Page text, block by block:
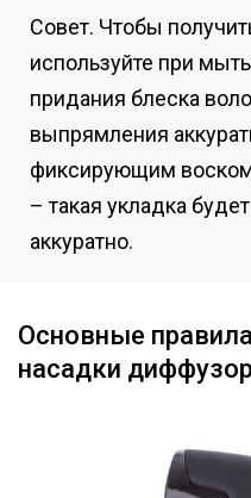
Совет. Чтобы
используйте при
придания блеска
выпрямления
фиксирующим
– такая укладка
аккуратно.
Основные
насадки диффузор